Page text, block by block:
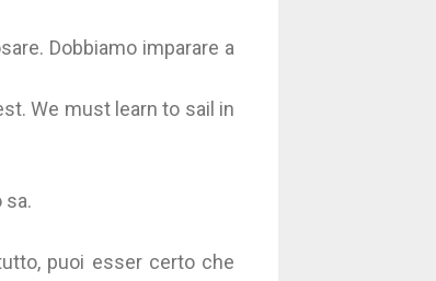
Dobbiamo imparare a
We must learn to sail in
sa.
puoi esser certo che